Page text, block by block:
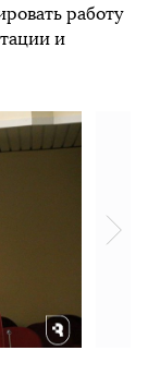
работу
и